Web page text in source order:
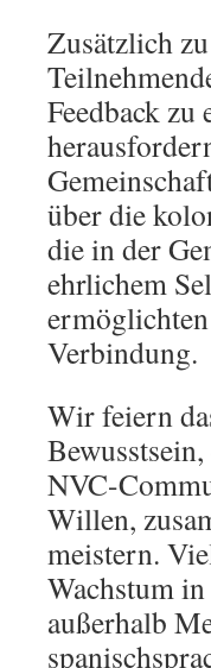
Zusätzlich
Feedback
über die
die in der
ehrlichem
Verbindung.
Wir feiern
NVC-
Willen,
meistern.
Wachstum
außerhalb